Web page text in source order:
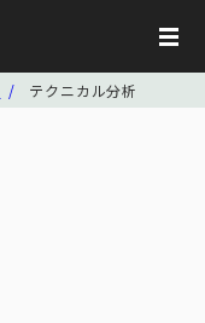
テクニカル分析